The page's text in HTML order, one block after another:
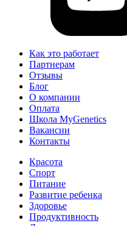
Как это работает
Партнерам
Отзывы
Блог
О компании
Оплата
Школа MyGenetics
Вакансии
Контакты
Красота
Спорт
Питание
Развитие ребенка
Здоровье
Продуктивность